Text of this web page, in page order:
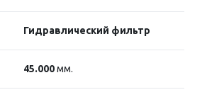
Гидравлический фильтр
45.000мм.